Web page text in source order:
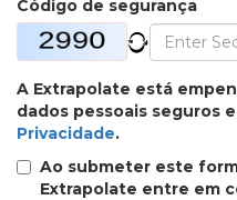
Código de segurança
A Extrapolate está
dados pessoais seguros
Privacidade.
Ao submeter este
Extrapolate entre em